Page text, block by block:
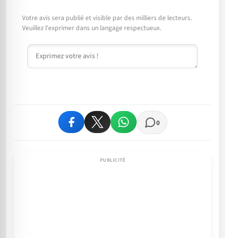
Votre avis sera publié et visible par des milliers de lecteurs.
Veuillez l'exprimer dans un langage respectueux.
Commentaire
0